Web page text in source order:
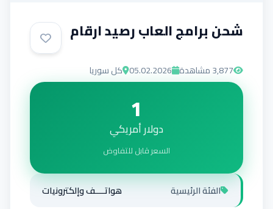
شحن برامج العاب رصيد ارقام
3,877مشاهدة 05.02.2026 كل سوريا
1
دولار أمريكي
السعر قابل للتفاوض
الفئة الرئيسية هواتــــف وإلكترونيات